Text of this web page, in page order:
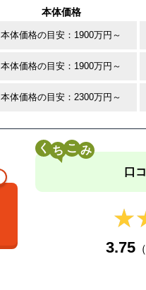
本体価格
本体価格の目安：1900万円～
本体価格の目安：1900万円～
本体価格の目安：2300万円～
く
こ
口
3.75